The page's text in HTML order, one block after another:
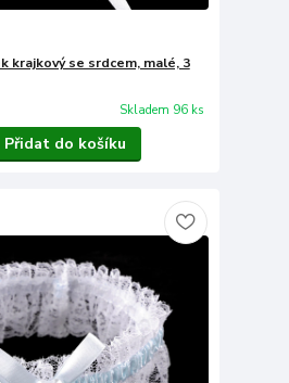
krajkový se srdcem, malé, 3
Skladem 96 ks
Přidat do košíku